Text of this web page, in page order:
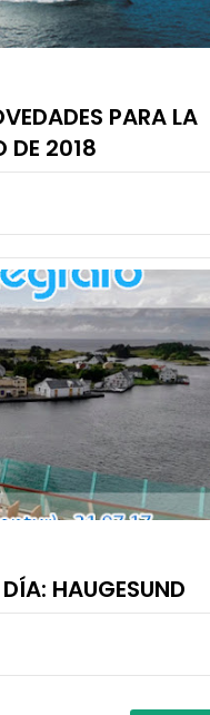
PARA LA
DE 2018
HAUGESUND